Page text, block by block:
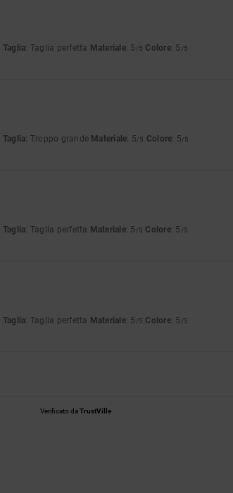
Taglia: Taglia perfetta Materiale: 5 /5 Colore: 5 /5
Taglia: Troppo grande Materiale: 5/5 Colore: 5/5
Taglia: Taglia perfetta Materiale: 5 /5 Colore: 5 /5
Taglia: Taglia perfetta Materiale: 5 /5 Colore: 5 /5
Verificato daTrustVille